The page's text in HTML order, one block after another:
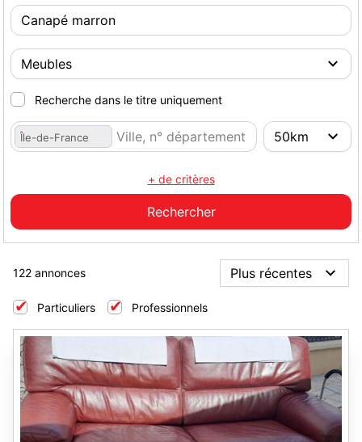
Recherche dans le titre uniquement
Île-de-France
+ de critères
122 annonces
Particuliers Professionnels